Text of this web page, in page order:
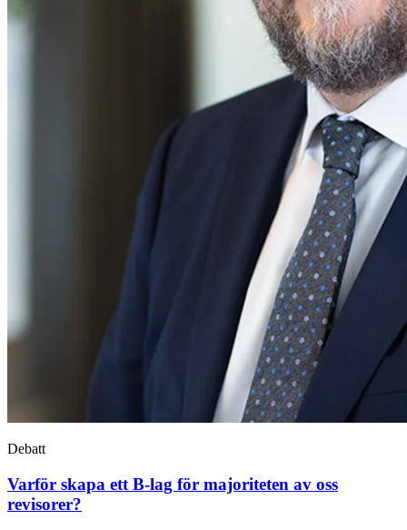
Debatt
Varför skapa ett B-lag för majoriteten av oss
revisorer?